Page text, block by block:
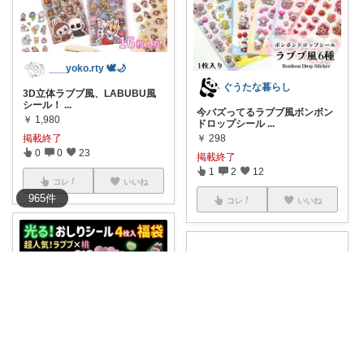
965件
___yoko.rty 🕊🌙
3D立体ラブブ風、LABUBU風
シール！ ...
￥ 1,980
掲載終了
0 0 23
コレ いいね
ぐうたな暮らし
今バズってるラブブ風ボンボン
ドロップシール ...
￥ 298
掲載終了
1 2 12
コレ いいね